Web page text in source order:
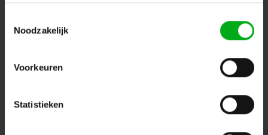
Noodzakelijk
Voorkeuren
Statistieken
Contact